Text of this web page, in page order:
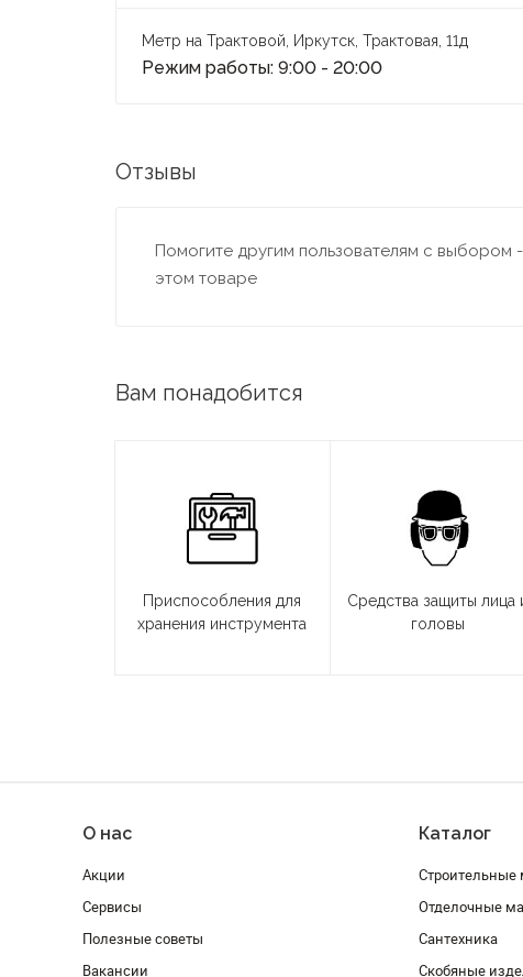
Метр на Трактовой, Иркутск, Трактовая, 11д
Режим работы: 9:00 - 20:00
Отзывы
Помогите другим пользователям с
этом товаре
Вам понадобится
Приспособления для
хранения инструмента
Средства защиты лица
головы
О нас
Акции
Сервисы
Полезные советы
Вакансии
Каталог
Строительные
Отделочные
Сантехника
Скобяные